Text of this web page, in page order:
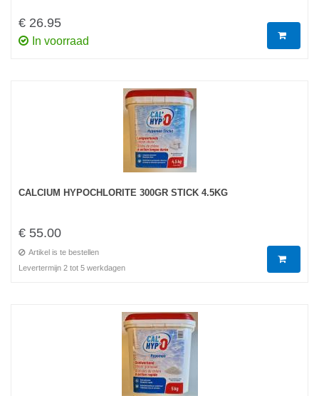
€ 26.95
In voorraad
CALCIUM HYPOCHLORITE 300GR STICK 4.5KG
€ 55.00
Artikel is te bestellen
Levertermijn 2 tot 5 werkdagen